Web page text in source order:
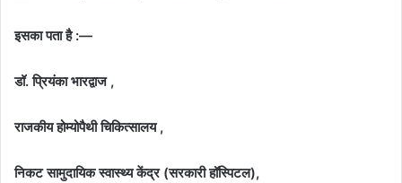
इसका पता है :—
डॉ. प्रियंका भारद्वाज ,
राजकीय होम्योपैथी चिकित्सालय ,
निकट सामुदायिक स्वास्थ्य केंद्र (सरकारी हॉस्पिटल),